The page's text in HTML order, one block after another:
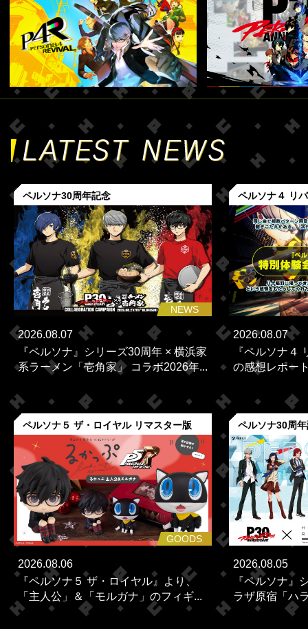
ペルソナ30周年記念
NEWS
2026.08.07
『ペルソナ』シリーズ30周年 × 横浜家
系ラーメン「壱角家」 コラボ2026年...
ペルソナ４ リ
2026.08.07
『ペルソナ４
の感想レポー
ペルソナ５ ザ・ロイヤル リマスター版
GOODS
2026.08.06
『ペルソナ５ ザ・ロイヤル』より、
「主人公」＆「モルガナ」のフィギ...
ペルソナ30周
2026.08.05
『ペルソナ』
ラザ原宿「ハ